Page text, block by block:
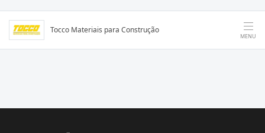
Tocco Materiais para Construção
MENU